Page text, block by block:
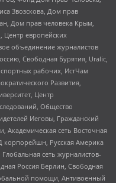
Звозскова, Дом прав
Дом прав человека Крым,
Центр европейских
объединение журналистов
Свободная Бурятия, Uralic,
рабочих, ИстЧам
Развития,
Центр
Общество
Иеговы, Гражданский
Академическая сеть Восточная
корпорейшн, Русская Америка
сеть журналистов-
Россия Берлин, Свободная
помощи, Антивоенный